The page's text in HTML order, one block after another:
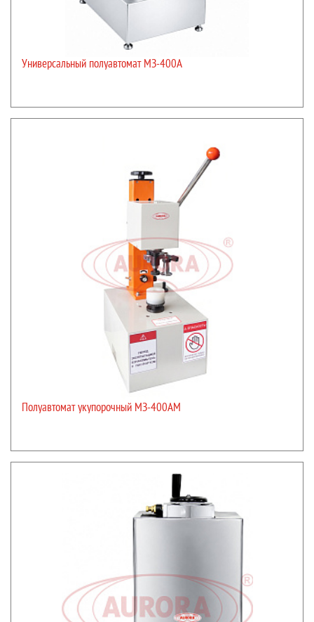
Универсальный полуавтомат МЗ-400А
Полуавтомат укупорочный МЗ-400АМ